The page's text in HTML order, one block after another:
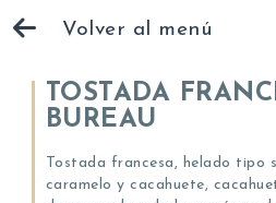
Volver al menú
TOSTADA
BUREAU
Tostada francesa, helado tipo
caramelo y cacahuete,